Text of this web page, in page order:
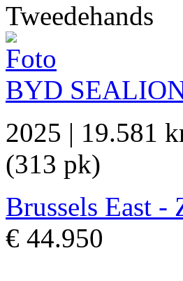
Tweedehands
BYD
2025 | 19.581
(313 pk)
Brussels East -
€ 44.950